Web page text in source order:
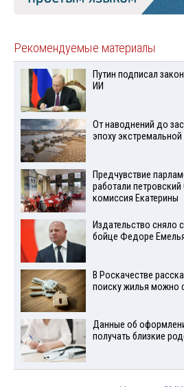
Рекомендуемые материалы
Путин подписал
ИИ
От наводнений до
эпоху
Предчувствие
работали
комиссия Екатерины
Издательство сняло
бойце Федоре
В Роскачестве
поиску жилья можно
Данные об
получать близкие